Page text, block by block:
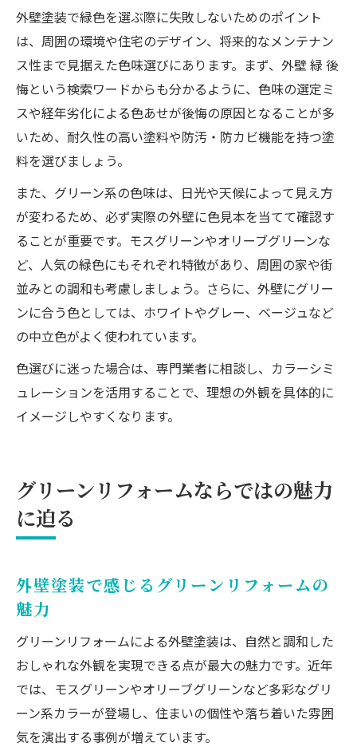
外壁塗装で緑色を選ぶ際に失敗しないためのポイント
は、周囲の環境や住宅のデザイン、将来的なメンテナン
ス性まで見据えた色味選びにあります。まず、外壁 緑 後
悔という検索ワードからも分かるように、色味の選定ミ
スや経年劣化による色あせが後悔の原因となることが多
いため、耐久性の高い塗料や防汚・防カビ機能を持つ塗
料を選びましょう。
また、グリーン系の色味は、日光や天候によって見え方
が変わるため、必ず実際の外壁に色見本を当てて確認す
ることが重要です。モスグリーンやオリーブグリーンな
ど、人気の緑色にもそれぞれ特徴があり、周囲の家や街
並みとの調和も考慮しましょう。さらに、外壁にグリー
ンに合う色としては、ホワイトやグレー、ベージュなど
の中立色がよく使われています。
色選びに迷った場合は、専門業者に相談し、カラーシミ
ュレーションを活用することで、理想の外観を具体的に
イメージしやすくなります。
グリーンリフォームならではの魅力
に迫る
外壁塗装で感じるグリーンリフォームの
魅力
グリーンリフォームによる外壁塗装は、自然と調和した
おしゃれな外観を実現できる点が最大の魅力です。近年
では、モスグリーンやオリーブグリーンなど多彩なグリ
ーン系カラーが登場し、住まいの個性や落ち着いた雰囲
気を演出する事例が増えています。